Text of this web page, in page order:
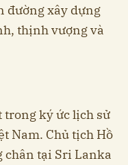
đường xây dựng
thịnh vượng và
trong ký ức lịch sử
Nam. Chủ tịch Hồ
chân tại Sri Lanka